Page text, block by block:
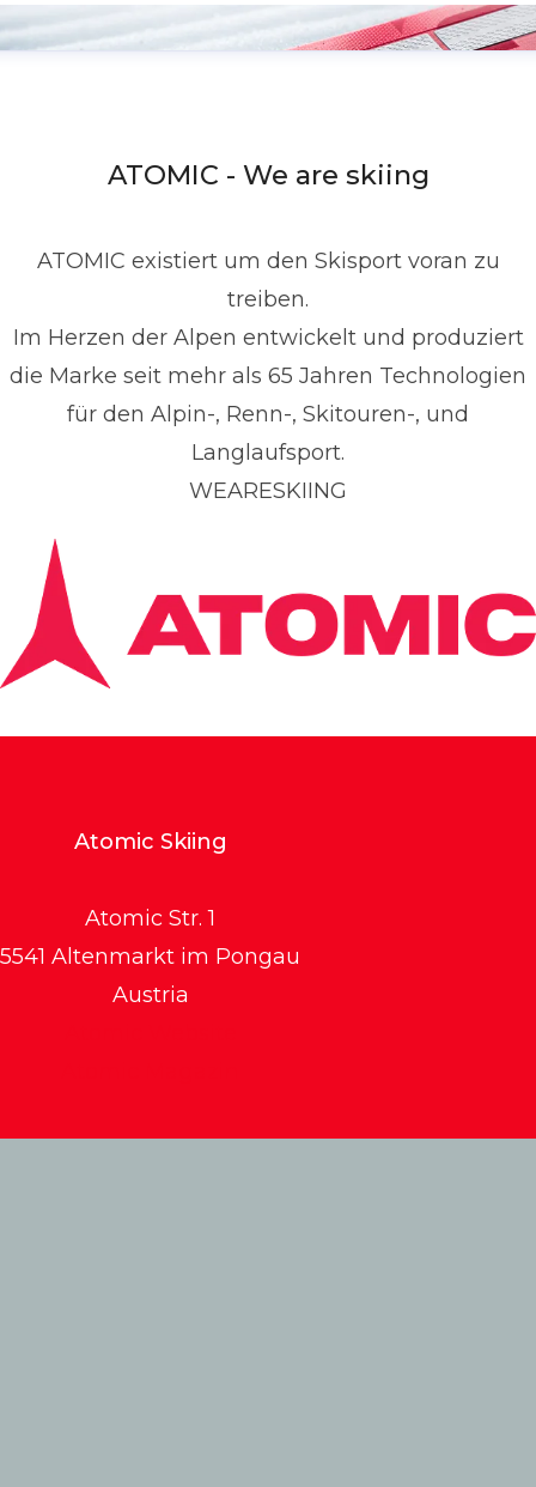
ATOMIC - We are skiing
ATOMIC existiert um den Skisport voran zu
treiben.
Im Herzen der Alpen entwickelt und produziert
die Marke seit mehr als 65 Jahren Technologien
für den Alpin-, Renn-, Skitouren-, und
Langlaufsport.
WEARESKIING
Atomic Skiing
Atomic Str. 1
5541 Altenmarkt im Pongau
Austria